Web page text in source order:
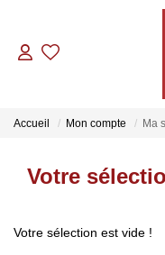
Accueil Mon compte Ma
Votre
Votre sélection est vide !